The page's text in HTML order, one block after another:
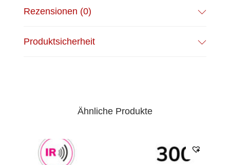
Rezensionen (0)
Produktsicherheit
Ähnliche Produkte